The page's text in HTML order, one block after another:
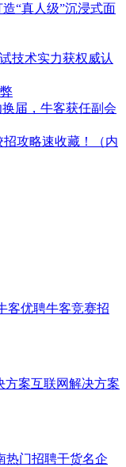
“真人级”沉浸式面
技术实力获权威认
届，牛客获任副会
攻略速收藏！（内
客优聘牛客竞赛招
方案互联网解决方案
热门招聘干货名企